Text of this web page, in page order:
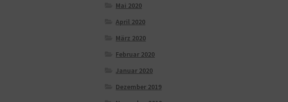
Mai 2020
April 2020
März 2020
Februar 2020
Januar 2020
Dezember 2019